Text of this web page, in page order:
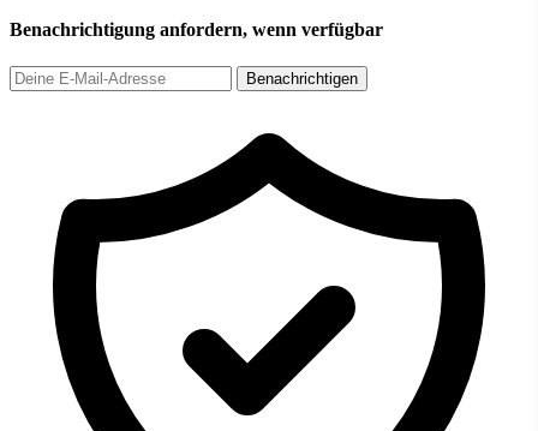
Benachrichtigung anfordern, wenn verfügbar
Benachrichtigen